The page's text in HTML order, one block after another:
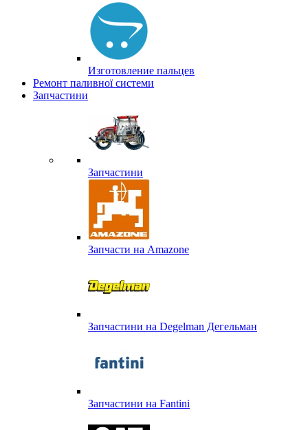
Изготовление пальцев
Ремонт паливної системи
Запчастини
Запчастини
Запчасти на Amazone
Запчастини на Degelman Дегельман
Запчастини на Fantini